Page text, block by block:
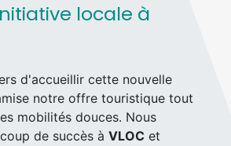
locale à
d'accueillir cette nouvelle
notre offre touristique tout
mobilités douces. Nous
de succès à VLOC et